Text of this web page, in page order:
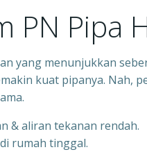
PN Pipa
yang menunjukkan
kuat pipanya. Nah,
& aliran tekanan rendah.
rumah tinggal.